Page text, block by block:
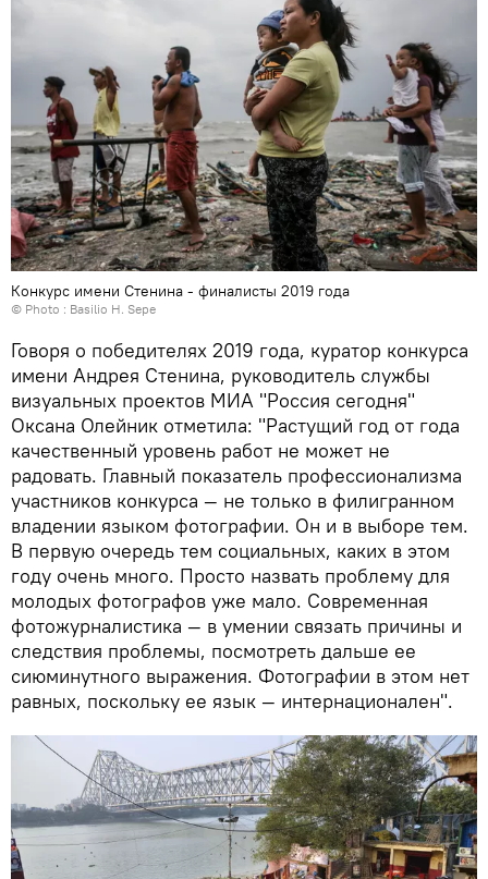
Конкурс имени Стенина - финалисты 2019 года
© Photo : Basilio H. Sepe
Говоря о победителях 2019 года, куратор конкурса
имени Андрея Стенина, руководитель службы
визуальных проектов МИА "Россия сегодня"
Оксана Олейник отметила: "Растущий год от года
качественный уровень работ не может не
радовать. Главный показатель профессионализма
участников конкурса — не только в филигранном
владении языком фотографии. Он и в выборе тем.
В первую очередь тем социальных, каких в этом
году очень много. Просто назвать проблему для
молодых фотографов уже мало. Современная
фотожурналистика — в умении связать причины и
следствия проблемы, посмотреть дальше ее
сиюминутного выражения. Фотографии в этом нет
равных, поскольку ее язык — интернационален".